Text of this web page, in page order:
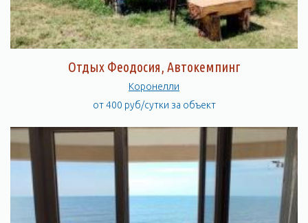
Отдых Феодосия, Автокемпинг
Коронелли
от 400 руб/сутки за объект